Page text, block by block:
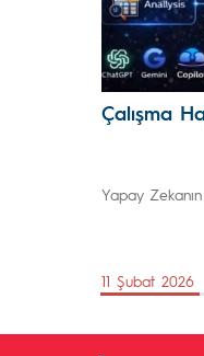
Çalışma
Yapay
11 Şubat 2026